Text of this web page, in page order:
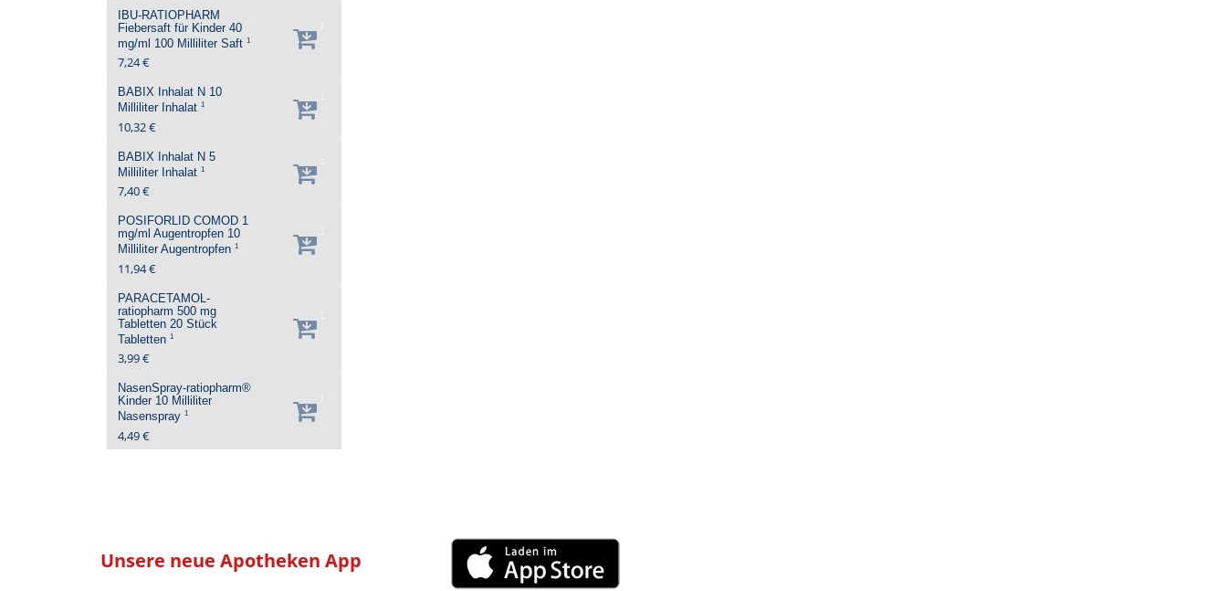
IBU-RATIOPHARM
Fiebersaft für Kinder 40
mg/ml 100 MilliliterSaft 1
7,24 €
BABIX Inhalat N 10
Milliliter Inhalat 1
10,32 €
BABIX Inhalat N5
Milliliter Inhalat 1
7,40 €
POSIFORLID COMOD 1
mg/ml Augentropfen 10
MilliliterAugentropfen 1
11,94 €
PARACETAMOL-
ratiopharm 500 mg
Tabletten 20 Stück
Tabletten 1
3,99 €
NasenSpray-ratiopharm®
Kinder 10 Milliliter
Nasenspray 1
4,49 €
Unsere neue Apotheken App